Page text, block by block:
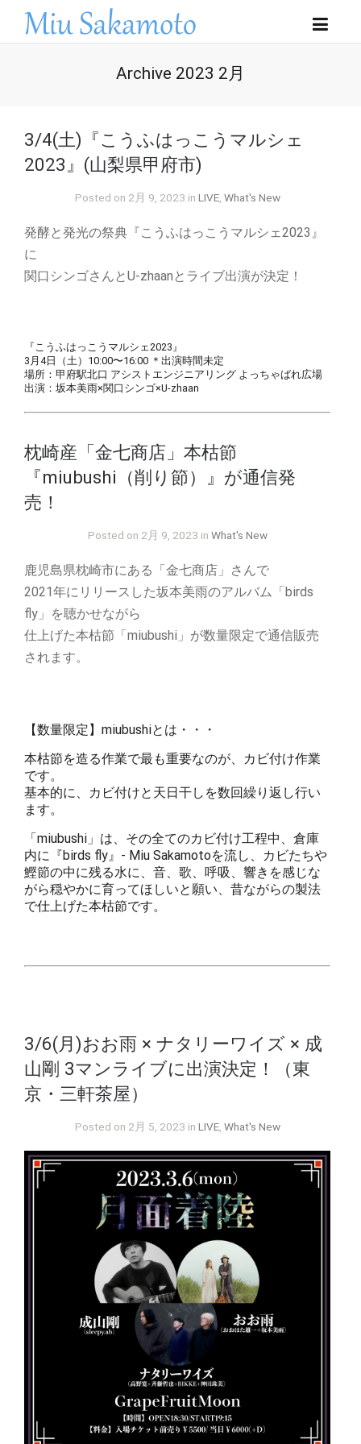
Archive 2023 2月
3/4(土)『こうふはっこうマルシェ
2023』(山梨県甲府市)
Posted on 2月 9, 2023 in LIVE, What's New
発酵と発光の祭典『こうふはっこうマルシェ2023』
に
関口シンゴさんとU-zhaanとライブ出演が決定！
『こうふはっこうマルシェ2023』
3月4日（土）10:00〜16:00 ＊出演時間未定
場所：甲府駅北口 アシストエンジニアリング よっちゃばれ広場
出演：坂本美雨×関口シンゴ×U-zhaan
枕崎産「金七商店」本枯節
『miubushi（削り節）』が通信発
売！
Posted on 2月 9, 2023 in What's New
鹿児島県枕崎市にある「金七商店」さんで
2021年にリリースした坂本美雨のアルバム「birds
fly」を聴かせながら
仕上げた本枯節「miubushi」が数量限定で通信販売
されます。
【数量限定】miubushiとは・・・
本枯節を造る作業で最も重要なのが、カビ付け作業
です。
基本的に、カビ付けと天日干しを数回繰り返し行い
ます。
「miubushi」は、その全てのカビ付け工程中、倉庫
内に『birds fly』- Miu Sakamotoを流し、カビたちや
鰹節の中に残る水に、音、歌、呼吸、響きを感じな
がら穏やかに育ってほしいと願い、昔ながらの製法
で仕上げた本枯節です。
3/6(月)おお雨 × ナタリーワイズ × 成
山剛 3マンライブに出演決定！（東
京・三軒茶屋）
Posted on 2月 5, 2023 in LIVE, What's New